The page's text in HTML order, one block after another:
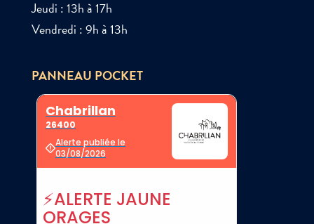
Jeudi : 13h à 17h
Vendredi : 9h à 13h
PANNEAU POCKET